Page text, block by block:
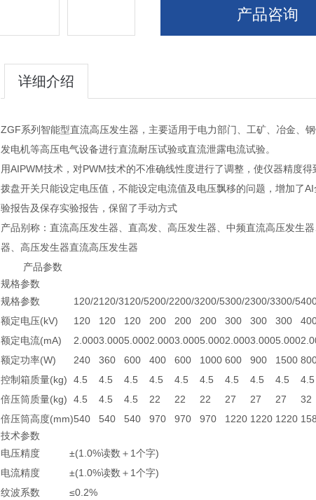
产品咨询
详细介绍
ZGF系列智能型直流高压发生器，主要适用于电力部门、工矿、冶金、
发电机等高压电气设备进行直流耐压试验或直流泄露电流试验。
用AIPWM技术，对PWM技术的不准确线性度进行了调整，使仪器精度
拨盘开关只能设定电压值，不能设定电流值及电压飘移的问题，增加了
验报告及保存实验报告，保留了手动方式
产品别称：直流高压发生器、直高发、高压发生器、中频直流高压发生
器、高压发生器直流高压发生器
产品参数
规格参数
规格参数
120/2120/3120/5200/2200/3200/5300/2300/3300/5
额定电压(kV)
120 120 120 200 200 200 300 300 300
额定电流(mA)
2.0003.0005.0002.0003.0005.0002.0003.0005.000
额定功率(W)
240 360 600 400 600 1000 600 900 1500
控制箱质量(kg)
4.5 4.5 4.5 4.5 4.5 4.5 4.5 4.5 4.5 4.5
倍压筒质量(kg)
4.5 4.5 4.5 22 22 22 27 27 27 32
倍压筒高度(mm)540 540 540 970 970 970 1220 1220 1220
技术参数
电压精度
±(1.0%读数＋1个字)
电流精度
±(1.0%读数＋1个字)
纹波系数
≤0.2%